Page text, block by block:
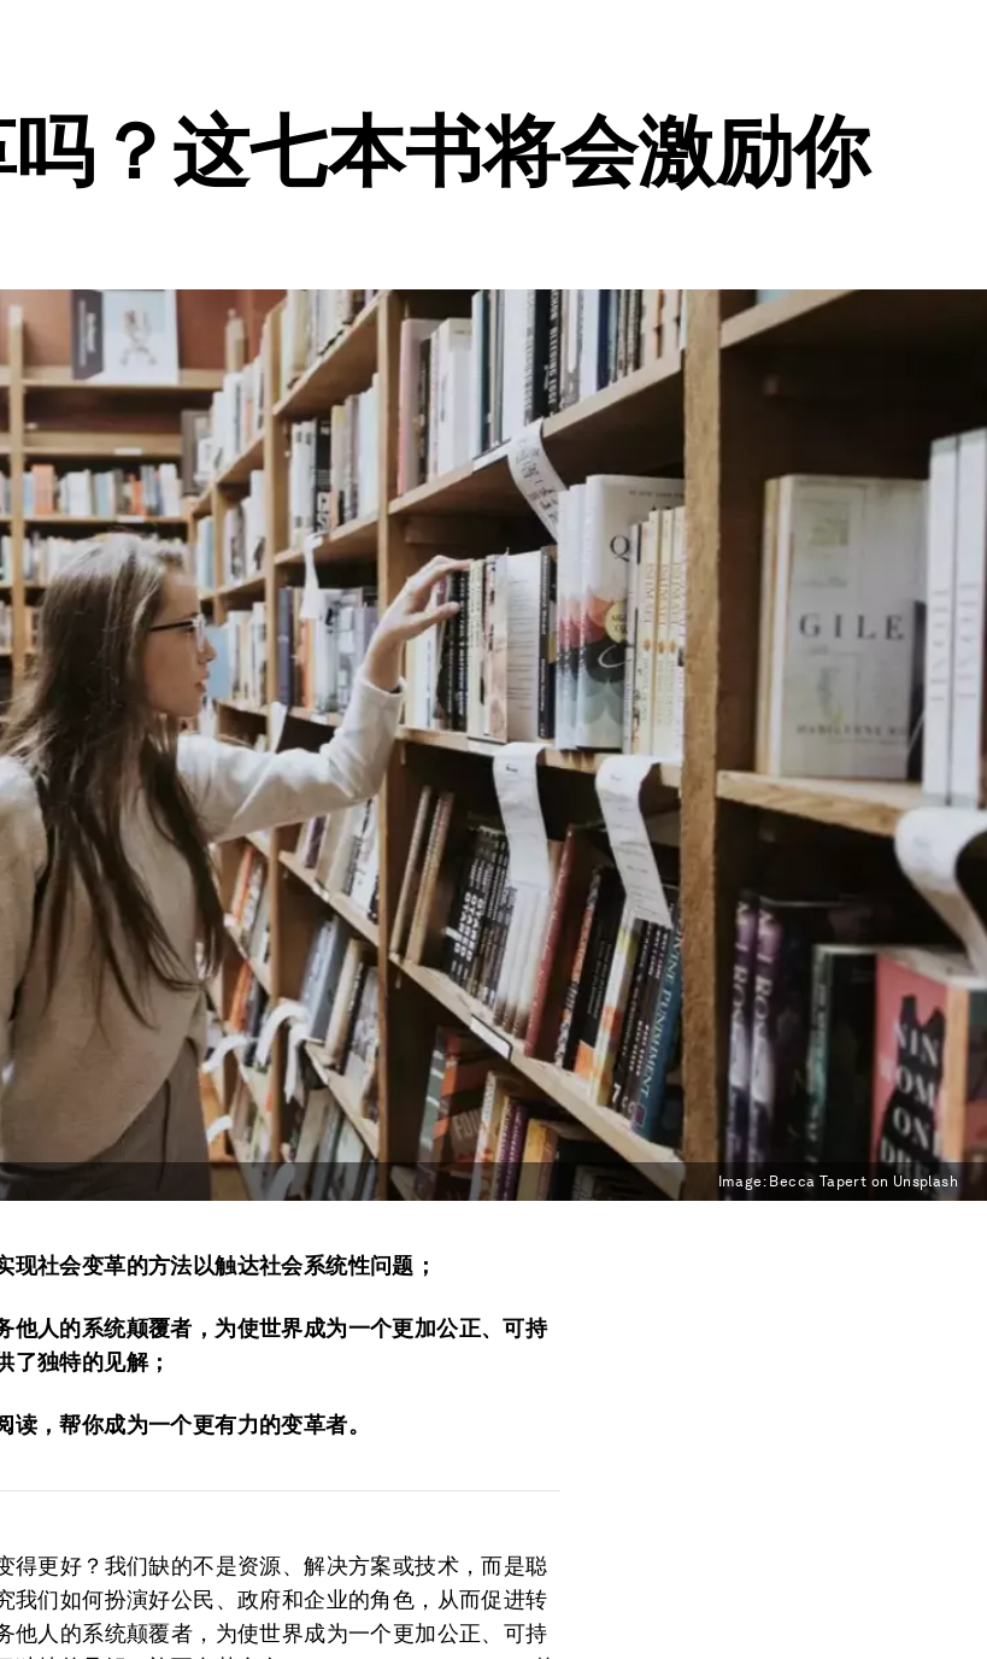
？这七本书将会激励你
Image: Becca Tapert on Unsplash
现社会变革的方法以触达社会系统性问题；
他人的系统颠覆者，为使世界成为一个更加公正、可持
了独特的见解；
读，帮你成为一个更有力的变革者。
得更好？我们缺的不是资源、解决方案或技术，而是聪
我们如何扮演好公民、政府和企业的角色，从而促进转
他人的系统颠覆者，为使世界成为一个更加公正、可持